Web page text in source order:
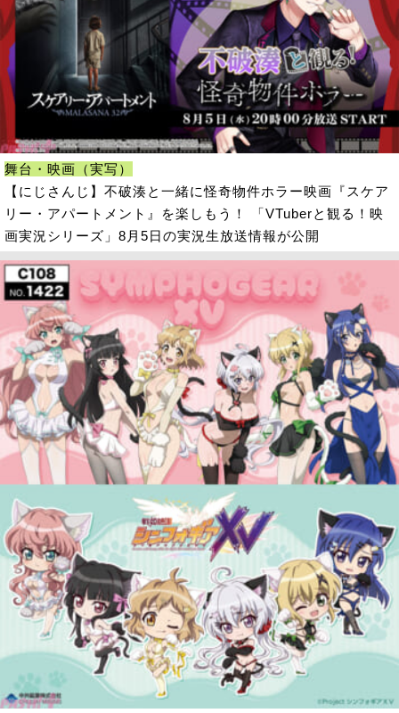
舞台・映画（実写）
【にじさんじ】不破湊と一緒に怪奇物件ホラー映画『スケア
リー・アパートメント』を楽しもう！ 「VTuberと観る！映
画実況シリーズ」8月5日の実況生放送情報が公開